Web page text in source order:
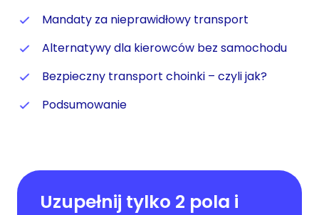
Mandaty za nieprawidłowy transport
Alternatywy dla kierowców bez samochodu
Bezpieczny transport choinki – czyli jak?
Podsumowanie
Uzupełnij tylko 2 pola i